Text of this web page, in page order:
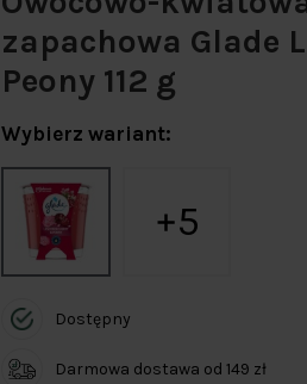
zapachowa Glade
Peony 112 g
Wybierz wariant:
5
Dostępny
Darmowa dostawa od 149 zł